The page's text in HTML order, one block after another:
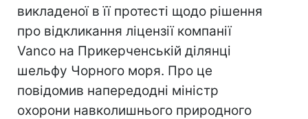
викладеної в її протесті щодо рішення
про відкликання ліцензії компанії
Vanco на Прикерченській ділянці
шельфу Чорного моря. Про це
повідомив напередодні міністр
охорони навколишнього природного